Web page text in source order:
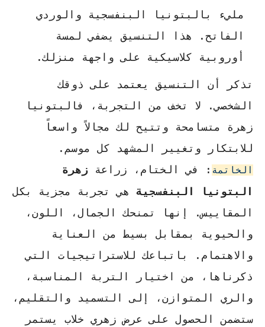
مليء بالبتونيا البنفسجية والوردي
الفاتح. هذا التنسيق يضفي لمسة
أوروبية كلاسيكية على واجهة منزلك.
تذكر أن التنسيق يعتمد على ذوقك
الشخصي. لا تخف من التجربة، فالبتونيا
زهرة متسامحة وتتيح لك مجالاً واسعاً
للابتكار وتغيير المشهد كل موسم.
الخاتمة : في الختام، زراعة زهرة
البتونيا البنفسجية هي تجربة مجزية بكل
المقاييس. إنها تمنحك الجمال، اللون،
والحيوية بمقابل بسيط من العناية
والاهتمام. باتباعك للاستراتيجيات التي
ذكرناها، من اختيار التربة المناسبة،
والري المتوازن، إلى التسميد والتقليم،
ستضمن الحصول على عرض زهري خلاب يستمر